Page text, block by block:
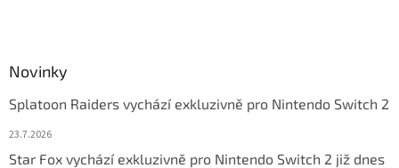
Novinky
Splatoon Raiders vychází exkluzivně pro Nintendo Switch 2
23.7.2026
Star Fox vychází exkluzivně pro Nintendo Switch 2 již dnes